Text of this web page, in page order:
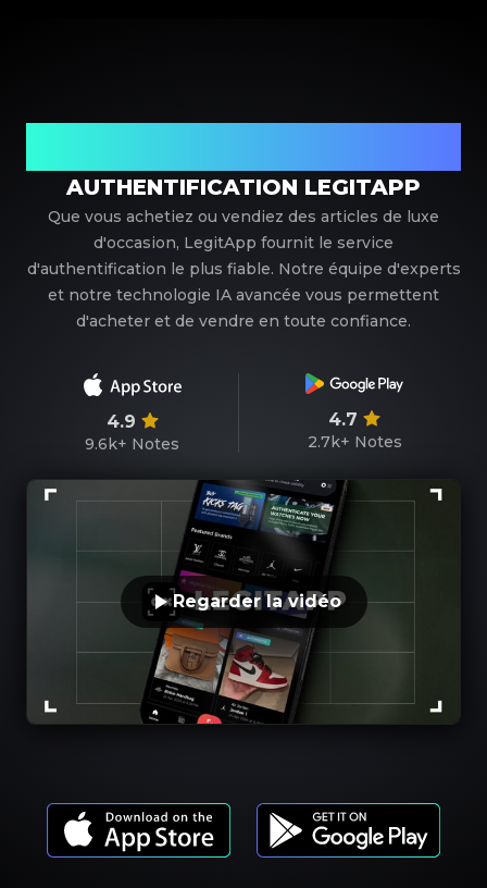
AUTHENTIFICATION LEGITAPP
Que vous achetiez ou vendiez des articles de luxe
d'occasion, LegitApp fournit le service
d'authentification le plus fiable. Notre équipe d'experts
et notre technologie IA avancée vous permettent
d'acheter et de vendre en toute confiance.
4.9
9.6k+ Notes
4.7
2.7k+ Notes
Regarder la vidéo